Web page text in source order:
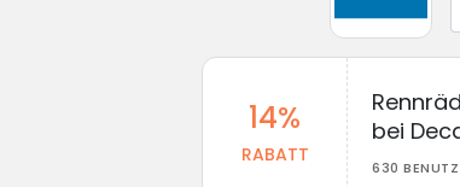
14%
RABATT
bei
630